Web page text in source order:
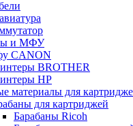
и МФУ
CANON
BROTHER
HP
материалы для
для картриджей
Барабаны Ricoh